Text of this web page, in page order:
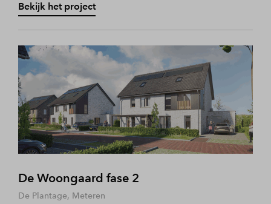
Bekijk het project
De Woongaard fase 2
De Plantage, Meteren